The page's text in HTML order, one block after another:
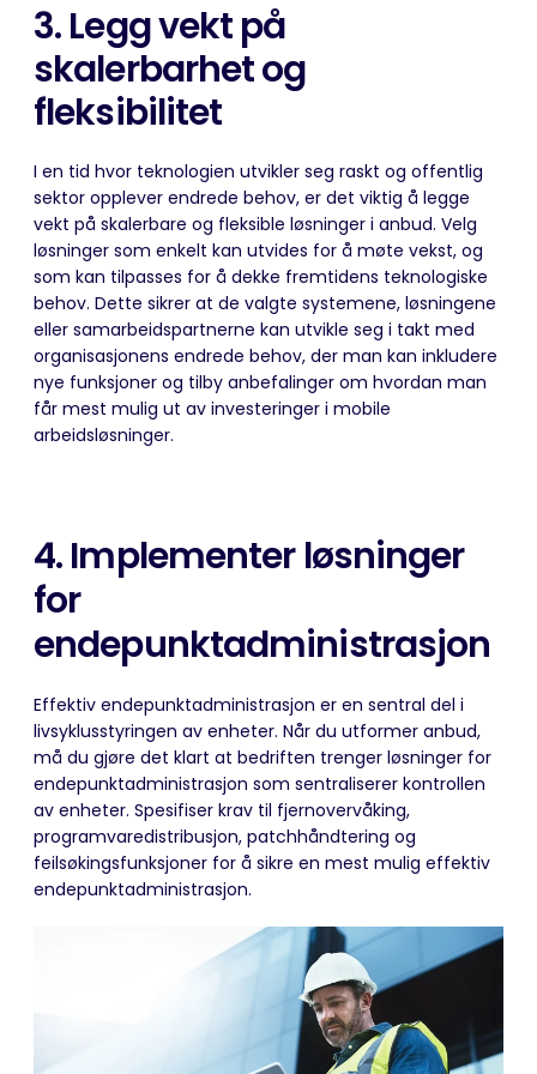
3. Legg vekt på
skalerbarhet og
fleksibilitet
I en tid hvor teknologien utvikler seg raskt og offentlig
sektor opplever endrede behov, er det viktig å legge
vekt på skalerbare og fleksible løsninger i anbud. Velg
løsninger som enkelt kan utvides for å møte vekst, og
som kan tilpasses for å dekke fremtidens teknologiske
behov. Dette sikrer at de valgte systemene, løsningene
eller samarbeidspartnerne kan utvikle seg i takt med
organisasjonens endrede behov, der man kan inkludere
nye funksjoner og tilby anbefalinger om hvordan man
får mest mulig ut av investeringer i mobile
arbeidsløsninger.
4. Implementerløsninger
for
endepunktadministrasjon
Effektiv endepunktadministrasjon er en sentral del i
livsyklusstyringen av enheter. Når du utformer anbud,
må du gjøre det klart at bedriften trenger løsninger for
endepunktadministrasjon som sentraliserer kontrollen
av enheter. Spesifiser krav til fjernovervåking,
programvaredistribusjon, patchhåndtering og
feilsøkingsfunksjoner for å sikre en mest mulig effektiv
endepunktadministrasjon.